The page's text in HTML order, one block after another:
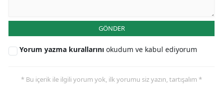
GÖNDER
Yorum yazma kurallarını okudum ve kabul ediyorum
* Bu içerik ile ilgili yorum yok, ilk yorumu siz yazın, tartışalım *